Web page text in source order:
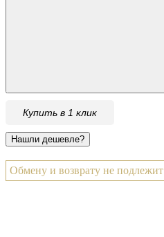
Купить в 1 клик
Обмену и возврату не подлежит